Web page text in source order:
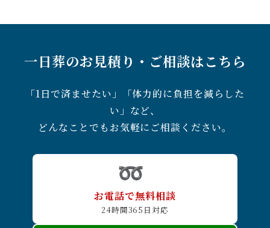
一日葬のお見積り・ご相談はこちら
「1日で済ませたい」「体力的に負担を減らした
い」など、
どんなことでもお気軽にご相談ください。
お電話で無料相談
24時間365日対応